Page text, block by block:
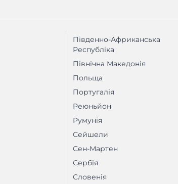
Південно-Африканська
Республіка
Північна Македонія
Польща
Португалія
Реюньйон
Румунія
Сейшели
Сен-Мартен
Сербія
Словенія